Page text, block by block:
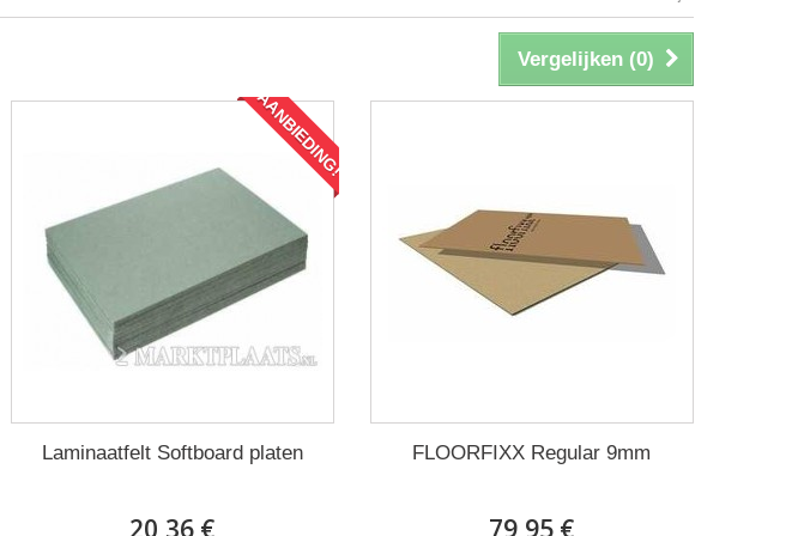
Vergelijken (0)
AANBIEDING!
Laminaatfelt Softboard platen
20,36 €
FLOORFIXX Regular 9mm
79,95 €